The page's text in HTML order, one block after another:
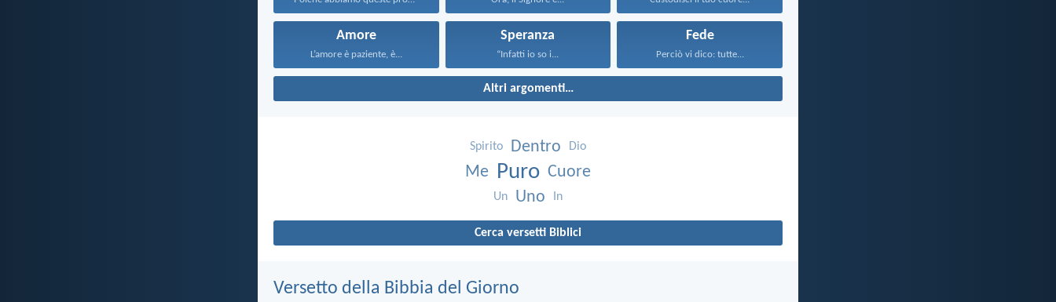
Amore
L’amore è paziente, è...
Speranza
“Infatti io so i...
Fede
Perciò vi dico: tutte...
Altri argomenti…
Spirito Dentro Dio
Me Puro Cuore
Un Uno In
Cerca versetti Biblici
Versetto della Bibbia del Giorno